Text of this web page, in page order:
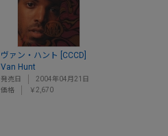
ヴァン・ハント [CCCD]
Van Hunt
発売日
2004年04月21日
価格
￥2,670